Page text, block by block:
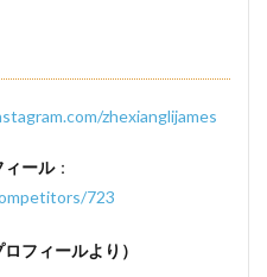
zhexianglijames
ィール：
723
フィールより）